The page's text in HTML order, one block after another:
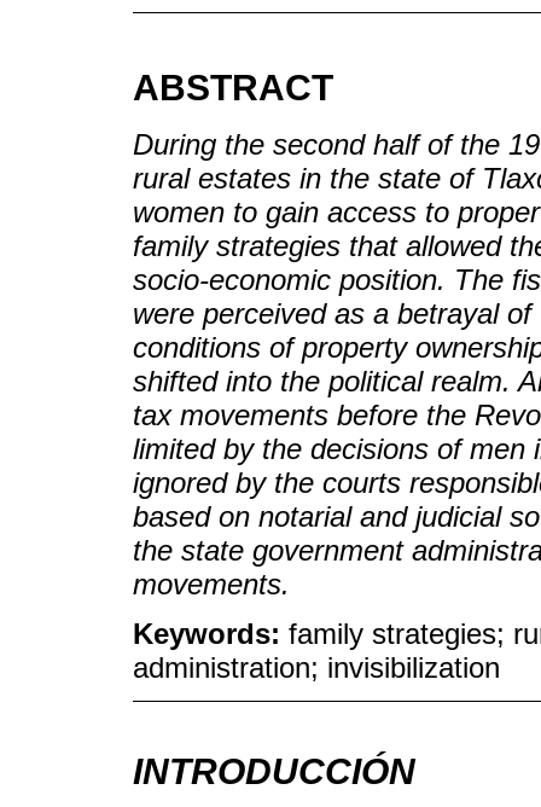
ABSTRACT
During the second half of the
rural estates in the state of
women to gain access to
family strategies that allowed
socio-economic position. The
were perceived as a betrayal
conditions of property
shifted into the political realm.
tax movements before the
limited by the decisions of men
ignored by the courts
based on notarial and judicial
the state government
movements.
Keywords: family strategies;
administration; invisibilization
INTRODUCCIÓN